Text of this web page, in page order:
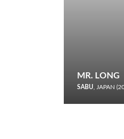
MR. LONG
SABU, JAPAN